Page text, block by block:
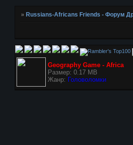
»Russians-Africans Friends - Форум
Geography Game - Africa
Размер: 0.17 MB
Жанр: Головоломки